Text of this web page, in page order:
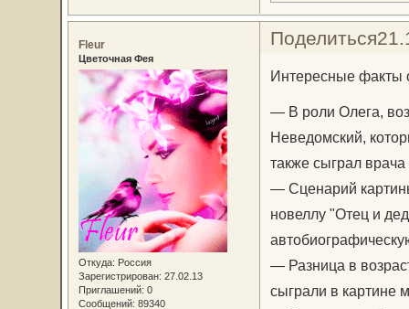
Поделиться
Fleur
Цветочная Фея
Откуда: Россия
Зарегистрирован: 27.02.13
Приглашений: 0
Сообщений: 89340
Интересные факты
— В роли Олега,
Неведомский,
также сыграл
— Сценарий
новеллу "Отец и
— Разница в
сыграли в картине